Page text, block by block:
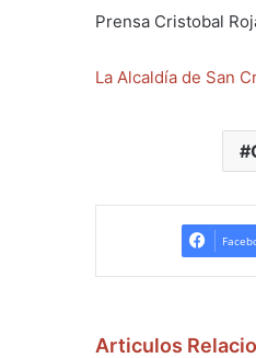
Prensa Cristobal
La Alcaldía de San
Articulos